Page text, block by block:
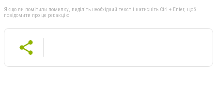
Якщо ви помітили помилку, виділіть необхідний текст і натисніть Ctrl + Enter, щоб
повідомити про це редакцію